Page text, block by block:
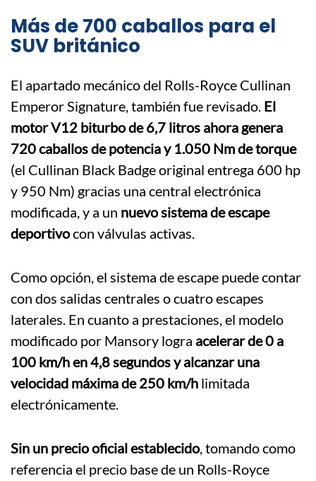
Más de 700 caballos para el
SUV británico
El apartado mecánico del Rolls-Royce Cullinan
Emperor Signature, también fue revisado. El
motor V12 biturbo de 6,7 litros ahora genera
720 caballos de potencia y 1.050 Nm de torque
(el Cullinan Black Badge original entrega 600 hp
y 950 Nm) gracias una central electrónica
modificada, y a un nuevo sistema de escape
deportivocon válvulas activas.
Como opción, el sistema de escape puede contar
con dos salidas centrales o cuatro escapes
laterales. En cuanto a prestaciones, el modelo
modificado por Mansory logra acelerar de 0 a
100 km/h en 4,8 segundos y alcanzar una
velocidad máxima de 250 km/h limitada
electrónicamente.
Sin un precio oficial establecido, tomando como
referencia el precio base de un Rolls-Royce